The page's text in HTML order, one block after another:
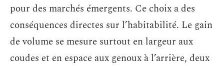
pour des marchés émergents. Ce choix a des
conséquences directes sur l’habitabilité. Le gain
de volume se mesure surtout en largeur aux
coudes et en espace aux genoux à l’arrière, deux